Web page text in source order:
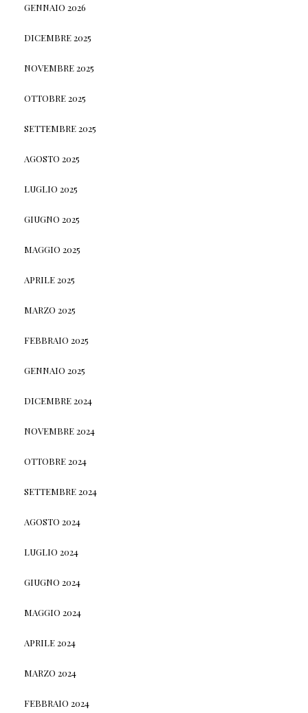
GENNAIO 2026
DICEMBRE 2025
NOVEMBRE 2025
OTTOBRE 2025
SETTEMBRE 2025
AGOSTO 2025
LUGLIO 2025
GIUGNO 2025
MAGGIO 2025
APRILE 2025
MARZO 2025
FEBBRAIO 2025
GENNAIO 2025
DICEMBRE 2024
NOVEMBRE 2024
OTTOBRE 2024
SETTEMBRE 2024
AGOSTO 2024
LUGLIO 2024
GIUGNO 2024
MAGGIO 2024
APRILE 2024
MARZO 2024
FEBBRAIO 2024